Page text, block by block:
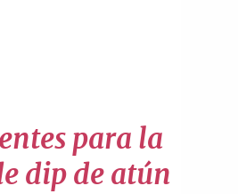
para la
dip de atún